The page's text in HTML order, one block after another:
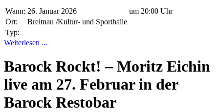
Wann: 26. Januar 2026
um 20:00 Uhr
Ort:
Breitnau /Kultur- und Sporthalle
Typ:
Weiterlesen ...
Barock Rockt! – Moritz Eichin
live am 27. Februar in der
Barock Restobar